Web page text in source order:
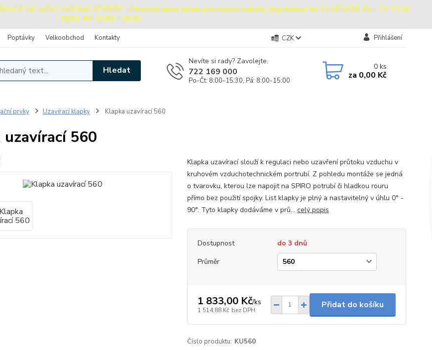
SKLADU / OSOBNÍ ODBĚRY - Provozní doba skladu pro osobní odběry objednávek do 31.08.2026: Po - Čt: 13:00
- 15:30, Pá: 13:00 - 15:00
Poptávky Velkoobchod Kontakty CZK Přihlášení
Hledat
Nevíte si rady? Zavolejte.
722 169 000
Po-Čt: 8:00-15:30, Pá: 8:00-15:00
0ks
za 0,00 Kč
prvky Uzavírací klapky Klapka uzavírací 560
uzavírací 560
Klapka uzavírací slouží k regulaci nebo uzavření průtoku vzduchu v
kruhovém vzduchotechnickém portrubí. Z pohledu montáže se jedná
o tvarovku, kterou lze napojit na SPIRO potrubí či hladkou rouru
přímo bez použití spojky. List klapky je plný a nastavitelný v úhlu 0° -
90°. Tyto klapky dodáváme v prů... celý popis
Dostupnost
do 3 dnů
Průměr
1 833,00 Kč/ks
1 514,88 Kč bez DPH
Přidat do košíku
Číslo produktu: KU560